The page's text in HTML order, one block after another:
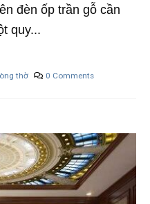
đèn ốp trần gỗ cần
quy...
thờ 0 Comments